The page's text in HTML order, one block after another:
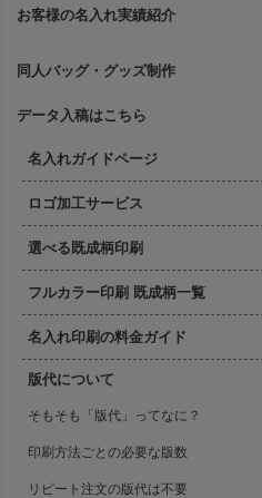
お客様の名入れ実績紹介
同人バッグ・グッズ制作
データ入稿はこちら
名入れガイドページ
ロゴ加工サービス
選べる既成柄印刷
フルカラー印刷 既成柄一覧
名入れ印刷の料金ガイド
版代について
そもそも「版代」ってなに？
印刷方法ごとの必要な版数
リピート注文の版代は不要